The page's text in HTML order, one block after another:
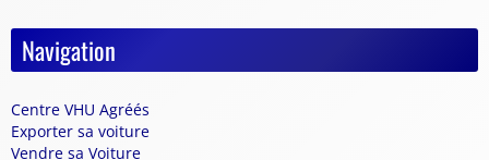
Navigation
Centre VHU Agréés
Exporter sa voiture
Vendre sa Voiture